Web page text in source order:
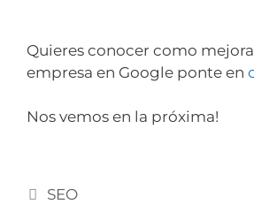
Quieres conocer como
empresa en Google ponte en
Nos vemos en la próxima!
SEO